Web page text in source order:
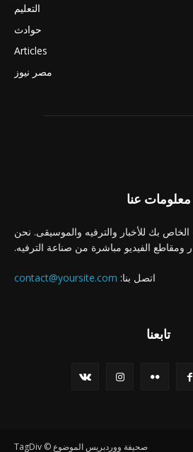
التعليم
حوادث
Articles
مصر نيوز
معلومات عنا
بك للأخبار والترفيه والموسيقى. نحن
ومقاطع الفيديو مباشرة من صناعة الترفيه.
اتصل بنا: contact@yoursite.com
تابعنا
صحيفة ووردبريس الموضوع © TagDiv